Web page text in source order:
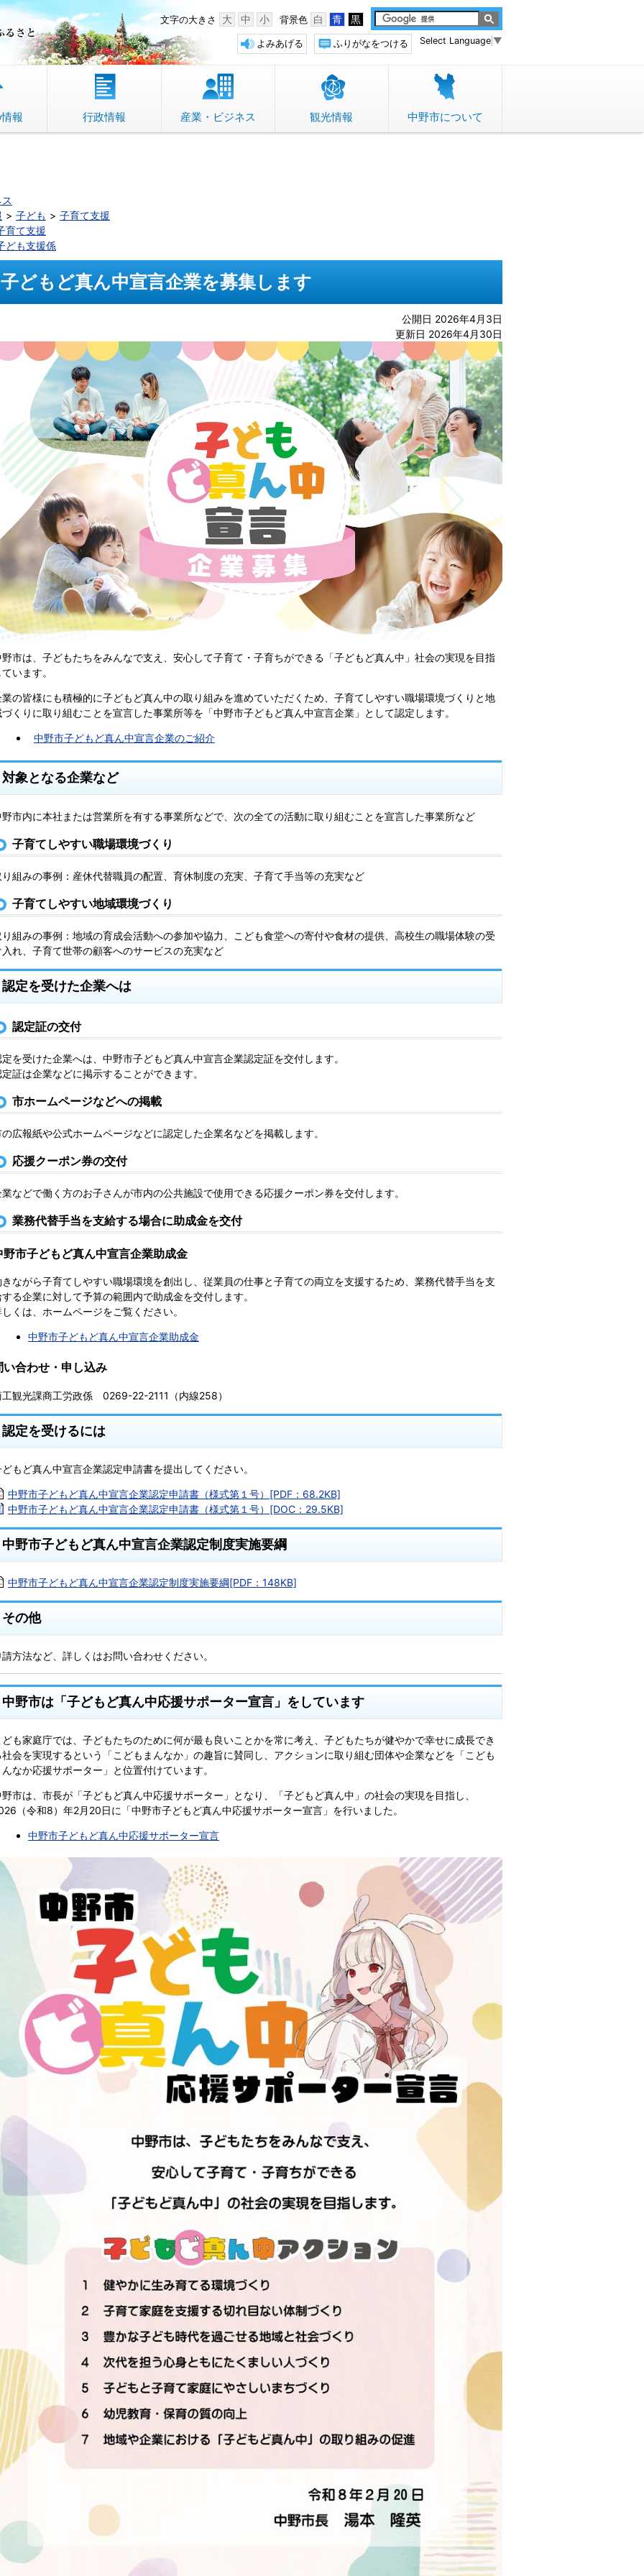
中野市 「故郷」のふるさと 背景色 白 青 黒
文字の大きさ 大 中 小
Select Language ▼
ふりがなをつける
よみあげる
報 行政情報 産業・ビジネス 観光情報 中野市について
子ども
子育て支援
育て支援
ども支援係
子どもど真ん中宣言企業を募集します
公開日 2026年4月3日
更新日 2026年4月30日
野市は、子どもたちをみんなで支え、安心して子育て・子育ちができる「子どもど真ん中」社会の実現を目指
います。
業の皆様にも積極的に子どもど真ん中の取り組みを進めていただくため、子育てしやすい職場環境づくりと地
づくりに取り組むことを宣言した事業所等を「中野市子どもど真ん中宣言企業」として認定します。
中野市子どもど真ん中宣言企業のご紹介
対象となる企業など
野市内に本社または営業所を有する事業所などで、次の全ての活動に取り組むことを宣言した事業所など
子育てしやすい職場環境づくり
り組みの事例：産休代替職員の配置、育休制度の充実、子育て手当等の充実など
子育てしやすい地域環境づくり
り組みの事例：地域の育成会活動への参加や協力、こども食堂への寄付や食材の提供、高校生の職場体験の受
入れ、子育て世帯の顧客へのサービスの充実など
認定を受けた企業へは
認定証の交付
定を受けた企業へは、中野市子どもど真ん中宣言企業認定証を交付します。
証は企業などに掲示することができます。
市ホームページなどへの掲載
広報紙や公式ホームページなどに認定した企業名などを掲載します。
応援クーポン券の交付
業などで働く方のお子さんが市内の公共施設で使用できる応援クーポン券を交付します。
業務代替手当を支給する場合に助成金を交付
野市子どもど真ん中宣言企業助成金
きながら子育てしやすい職場環境を創出し、従業員の仕事と子育ての両立を支援するため、業務代替手当を支
る企業に対して予算の範囲内で助成金を交付します。
くは、ホームページをご覧ください。
中野市子どもど真ん中宣言企業助成金
い合わせ・申し込み
工観光課商工労政係 0269-22-2111（内線258）
認定を受けるには
もど真ん中宣言企業認定申請書を提出してください。
中野市子どもど真ん中宣言企業認定申請書（様式第１号）[PDF：68.2KB]
中野市子どもど真ん中宣言企業認定申請書（様式第１号）[DOC：29.5KB]
中野市子どもど真ん中宣言企業認定制度実施要綱
中野市子どもど真ん中宣言企業認定制度実施要綱[PDF：148KB]
その他
方法など、詳しくはお問い合わせください。
中野市は「子どもど真ん中応援サポーター宣言」をしています
ども家庭庁では、子どもたちのために何が最も良いことかを常に考え、子どもたちが健やかで幸せに成長でき
社会を実現するという「こどもまんなか」の趣旨に賛同し、アクションに取り組む団体や企業などを「こども
なか応援サポーター」と位置付けています。
野市は、市長が「子どもど真ん中応援サポーター」となり、「子どもど真ん中」の社会の実現を目指し、
（令和8）年2月20日に「中野市子どもど真ん中応援サポーター宣言」を行いました。
中野市子どもど真ん中応援サポーター宣言